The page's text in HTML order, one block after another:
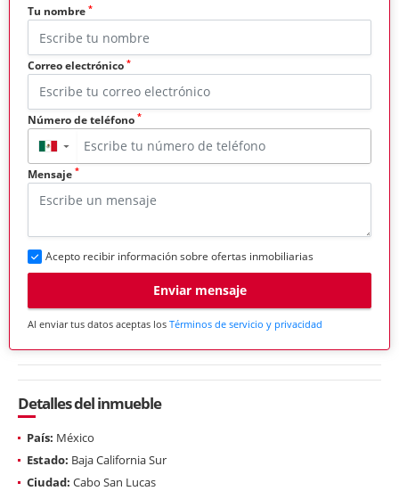
Tu nombre *
Correo electrónico *
Número de teléfono *
▼
Mensaje *
Acepto recibir información sobre ofertas inmobiliarias
Enviar mensaje
Al enviar tus datos aceptas los Términos de servicio y privacidad
Detalles del inmueble
País: México
Estado: Baja California Sur
Ciudad: Cabo San Lucas